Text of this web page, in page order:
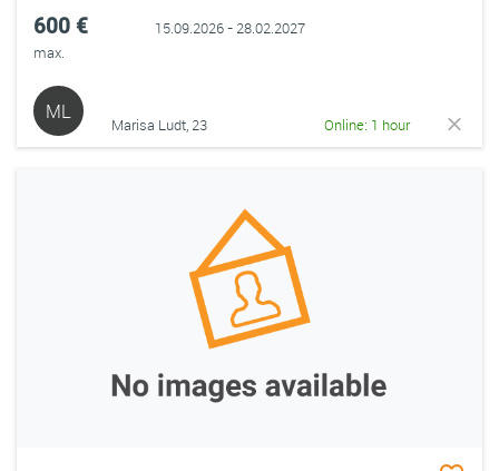
600 €
max.
15.09.2026 - 28.02.2027
ML
Marisa Ludt, 23 Online: 1 hour